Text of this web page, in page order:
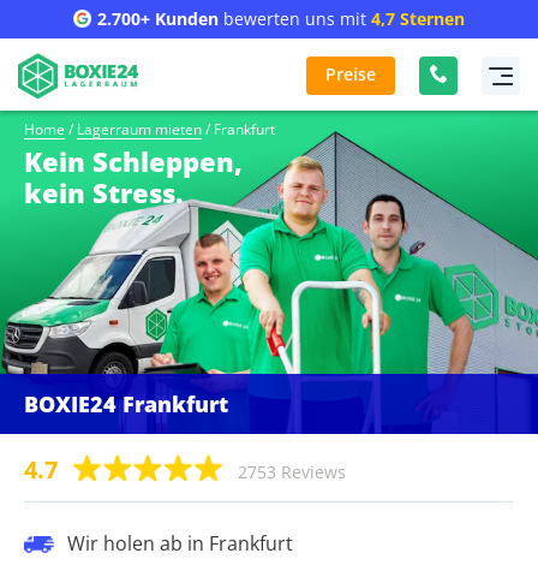
2.700+ Kunden bewerten uns mit 4,7 Sternen
Preise
Home / Lagerraum mieten/ Frankfurt
Kein Schleppen,
kein Stress.
BOXIE24 Frankfurt
4.7 2753 Reviews
Wir holen ab in Frankfurt